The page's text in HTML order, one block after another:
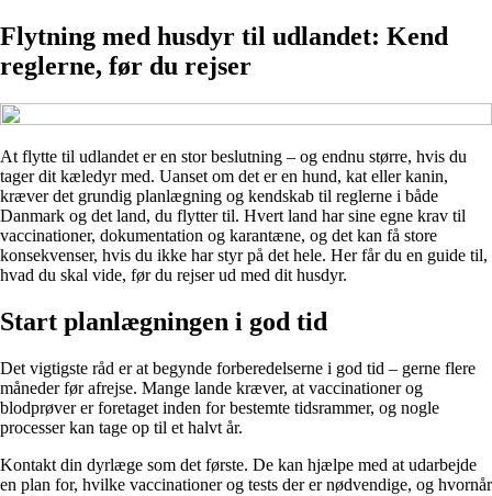
Flytning med husdyr til udlandet: Kend
reglerne, før du rejser
At flytte til udlandet er en stor beslutning – og endnu større, hvis du
tager dit kæledyr med. Uanset om det er en hund, kat eller kanin,
kræver det grundig planlægning og kendskab til reglerne i både
Danmark og det land, du flytter til. Hvert land har sine egne krav til
vaccinationer, dokumentation og karantæne, og det kan få store
konsekvenser, hvis du ikke har styr på det hele. Her får du en guide til,
hvad du skal vide, før du rejser ud med dit husdyr.
Start planlægningen i god tid
Det vigtigste råd er at begynde forberedelserne i god tid – gerne flere
måneder før afrejse. Mange lande kræver, at vaccinationer og
blodprøver er foretaget inden for bestemte tidsrammer, og nogle
processer kan tage op til et halvt år.
Kontakt din dyrlæge som det første. De kan hjælpe med at udarbejde
en plan for, hvilke vaccinationer og tests der er nødvendige, og hvornår